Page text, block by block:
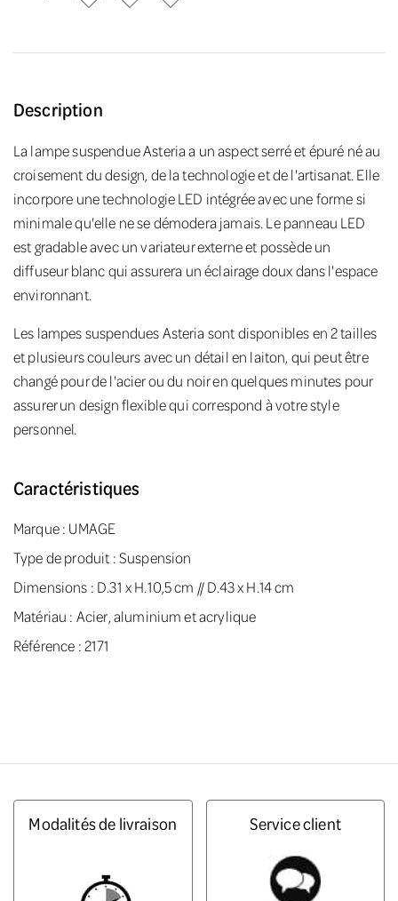
Description
La lampe suspendue Asteria a un aspect serré et épuré né au
croisement du design, de la technologie et de l'artisanat. Elle
incorpore une technologie LED intégrée avec une forme si
minimale qu'elle ne se démodera jamais. Le panneau LED
est gradable avec un variateur externe et possède un
diffuseur blanc qui assurera un éclairage doux dans l'espace
environnant.
Les lampes suspendues Asteria sont disponibles en 2 tailles
et plusieurs couleurs avec un détail en laiton, qui peut être
changé pour de l'acier ou du noir en quelques minutes pour
assurer un design flexible qui correspond à votre style
personnel.
Caractéristiques
Marque : UMAGE
Type de produit : Suspension
Dimensions : D.31 x H.10,5 cm // D.43 x H.14 cm
Matériau : Acier, aluminium et acrylique
Référence : 2171
Modalités de livraison Service client